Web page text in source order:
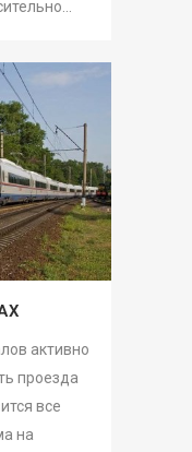
активно
проезда
все
на